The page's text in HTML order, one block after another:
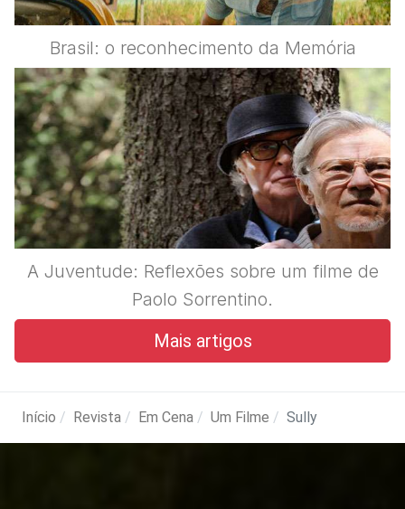
Brasil: o reconhecimento da Memória
A Juventude: Reflexões sobre um filme de
Paolo Sorrentino.
Mais artigos
Início Revista Em Cena Um Filme Sully